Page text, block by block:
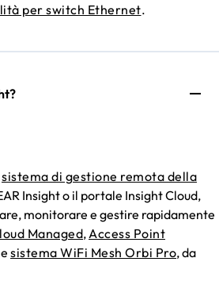
per switch Ethernet.
sistema di gestione remota della
Insight o il portale Insight Cloud,
monitorare e gestire rapidamente
Managed, Access Point
sistema WiFi Mesh Orbi Pro, da